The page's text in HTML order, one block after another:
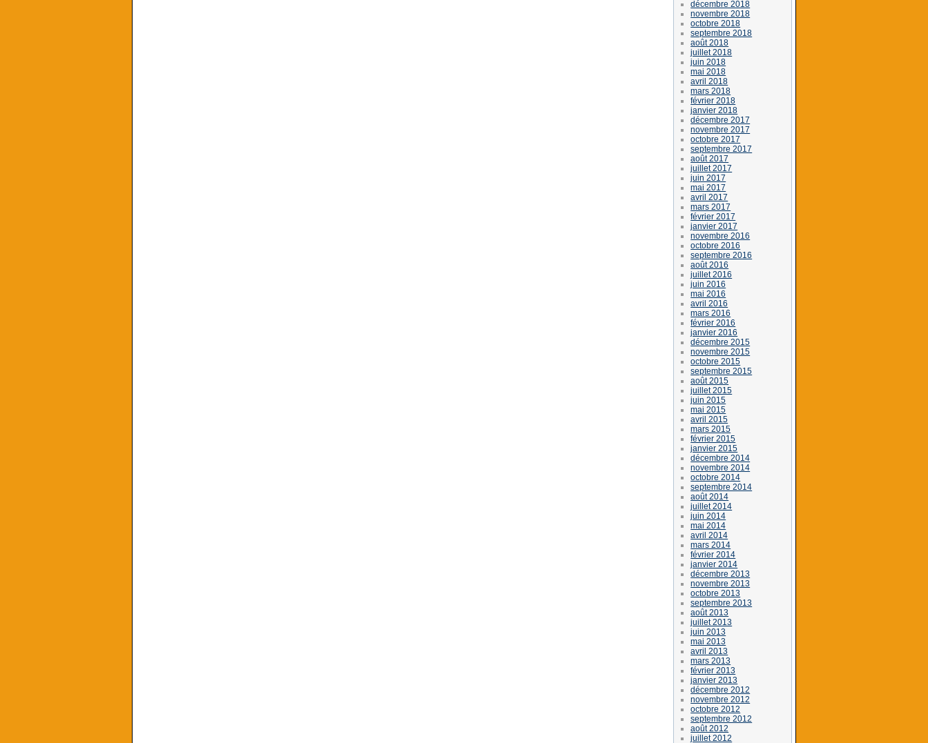
décembre 2018
novembre 2018
octobre 2018
septembre 2018
août 2018
juillet 2018
juin 2018
mai 2018
avril 2018
mars 2018
février 2018
janvier 2018
décembre 2017
novembre 2017
octobre 2017
septembre 2017
août 2017
juillet 2017
juin 2017
mai 2017
avril 2017
mars 2017
février 2017
janvier 2017
novembre 2016
octobre 2016
septembre 2016
août 2016
juillet 2016
juin 2016
mai 2016
avril 2016
mars 2016
février 2016
janvier 2016
décembre 2015
novembre 2015
octobre 2015
septembre 2015
août 2015
juillet 2015
juin 2015
mai 2015
avril 2015
mars 2015
février 2015
janvier 2015
décembre 2014
novembre 2014
octobre 2014
septembre 2014
août 2014
juillet 2014
juin 2014
mai 2014
avril 2014
mars 2014
février 2014
janvier 2014
décembre 2013
novembre 2013
octobre 2013
septembre 2013
août 2013
juillet 2013
juin 2013
mai 2013
avril 2013
mars 2013
février 2013
janvier 2013
décembre 2012
novembre 2012
octobre 2012
septembre 2012
août 2012
juillet 2012